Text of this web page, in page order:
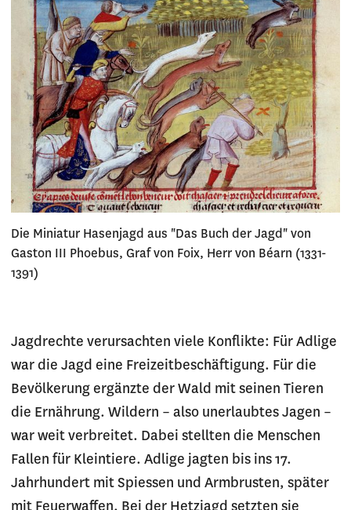
Die Miniatur Hasenjagd aus "Das Buch der Jagd" von
Gaston III Phoebus, Graf von Foix, Herr von Béarn (1331-
1391)
Jagdrechte verursachten viele Konflikte: Für Adlige
war die Jagd eine Freizeitbeschäftigung. Für die
Bevölkerung ergänzte der Wald mit seinen Tieren
die Ernährung. Wildern – also unerlaubtes Jagen –
war weit verbreitet. Dabei stellten die Menschen
Fallen für Kleintiere. Adlige jagten bis ins 17.
Jahrhundert mit Spiessen und Armbrusten, später
mit Feuerwaffen. Bei der Hetzjagd setzten sie